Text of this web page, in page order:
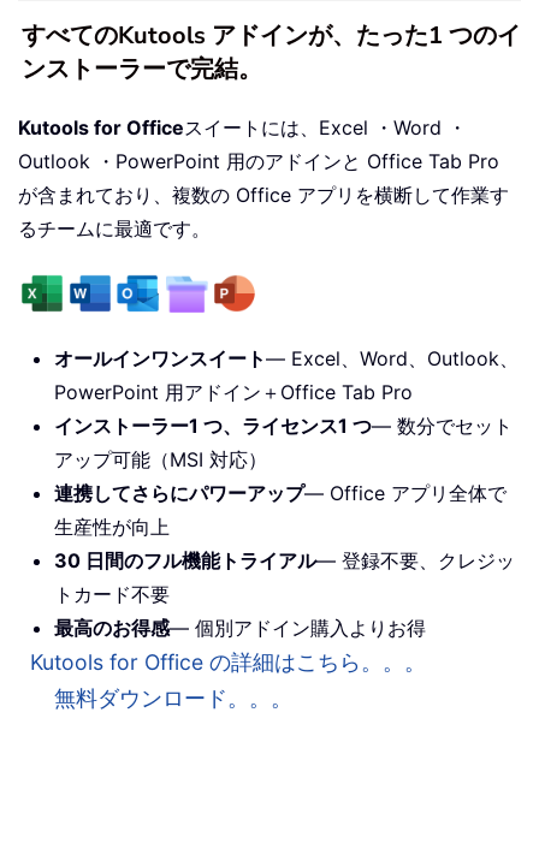
すべてのKutools アドインが、たった1 つのイ
ンストーラーで完結。
Kutools for Officeスイートには、Excel ・Word ・
Outlook ・PowerPoint 用のアドインと Office Tab Pro
が含まれており、複数の Office アプリを横断して作業す
るチームに最適です。
オールインワンスイート— Excel、Word、Outlook、
PowerPoint 用アドイン＋Office Tab Pro
インストーラー1 つ、ライセンス1 つ— 数分でセット
アップ可能（MSI 対応）
連携してさらにパワーアップ— Office アプリ全体で
生産性が向上
30 日間のフル機能トライアル— 登録不要、クレジッ
トカード不要
最高のお得感— 個別アドイン購入よりお得
Kutools for Office の詳細はこちら。。。
無料ダウンロード。。。